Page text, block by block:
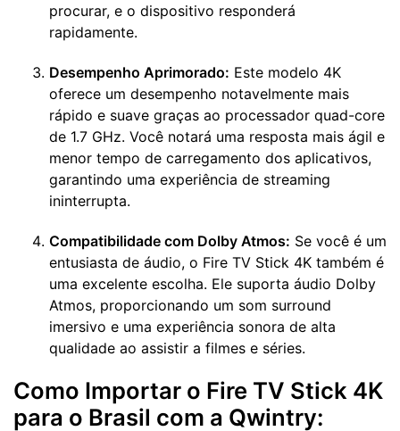
procurar, e o dispositivo responderá
rapidamente.
Desempenho Aprimorado: Este modelo 4K
oferece um desempenho notavelmente mais
rápido e suave graças ao processador quad-core
de 1.7 GHz. Você notará uma resposta mais ágil e
menor tempo de carregamento dos aplicativos,
garantindo uma experiência de streaming
ininterrupta.
Compatibilidade com Dolby Atmos: Se você é um
entusiasta de áudio, o Fire TV Stick 4K também é
uma excelente escolha. Ele suporta áudio Dolby
Atmos, proporcionando um som surround
imersivo e uma experiência sonora de alta
qualidade ao assistir a filmes e séries.
Como Importar o Fire TV Stick 4K
para o Brasil com a Qwintry: